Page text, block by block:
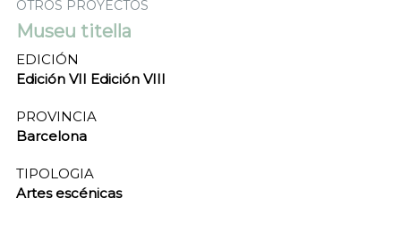
OTROS PROYECTOS
Museu titella
EDICIÓN
Edición VII Edición VIII
PROVINCIA
Barcelona
TIPOLOGIA
Artes escénicas